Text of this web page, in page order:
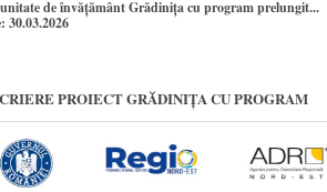
de învățământ Grădinița cu program prelungit...
30.03.2026
PROIECT GRĂDINIȚA CU PROGRAM